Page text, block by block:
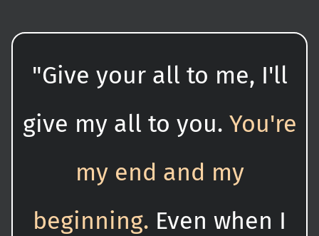
"Give your all to me, I'll
give my all to you. You're
my end and my
beginning. Even when I